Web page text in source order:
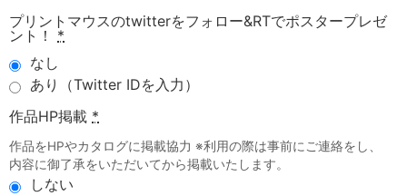
プリントマウスのtwitterをフォロー&RTでポスタープレゼ
ント！
*
なし
あり（Twitter IDを入力）
作品HP掲載 *
作品をHPやカタログに掲載協力 ※利用の際は事前にご連絡をし、
内容に御了承をいただいてから掲載いたします。
しない